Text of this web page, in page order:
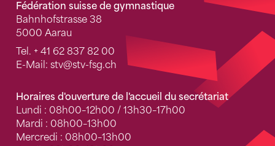
Fédération suisse de gymnastique
Bahnhofstrasse 38
5000 Aarau
Tel. + 41 62 837 82 00
E-Mail: stv@stv-fsg.ch
Horaires d'ouverture de l'accueil du secrétariat
Lundi : 08h00–12h00 / 13h30–17h00
Mardi : 08h00–13h00
Mercredi : 08h00–13h00